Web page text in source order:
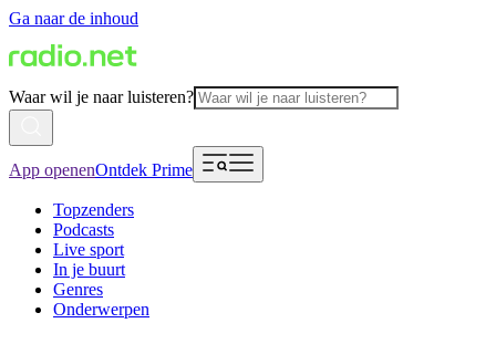
Ga naar de inhoud
Waar wil je naar luisteren?
App openenOntdek Prime
Topzenders
Podcasts
Live sport
In je buurt
Genres
Onderwerpen